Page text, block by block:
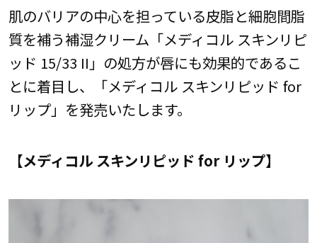
肌のバリアの中心を担っている皮脂と細胞間脂
質を補う補湿クリーム「メディコル スキンリピ
ッド 15/33 II」の処方が唇にも効果的であるこ
とに着目し、「メディコル スキンリピッド for
リップ」を発売いたします。
【メディコル スキンリピッド for リップ】